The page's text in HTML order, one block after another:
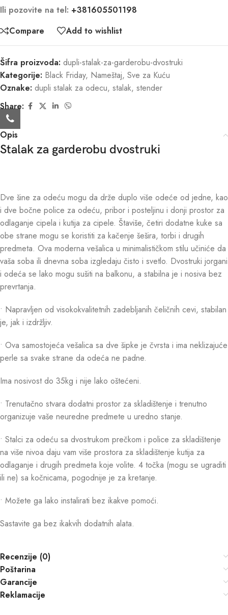
Ili pozovite na tel: +381605501198
Compare
Add to wishlist
Šifra proizvoda: dupli-stalak-za-garderobu-dvostruki
Kategorije: Black Friday, Nameštaj, Sve za Kuću
Oznake: dupli stalak za odecu, stalak, stender
Share:
Opis
Stalak za garderobu dvostruki
Dve šine za odeću mogu da drže duplo više odeće od jedne, kao
i dve bočne police za odeću, pribor i posteljinu i donji prostor za
odlaganje cipela i kutija za cipele. Štaviše, četiri dodatne kuke sa
obe strane mogu se koristiti za kačenje šešira, torbi i drugih
predmeta. Ova moderna vešalica u minimalističkom stilu učiniće da
vaša soba ili dnevna soba izgledaju čisto i svetlo. Dvostruki jorgani
i odeća se lako mogu sušiti na balkonu, a stabilna je i nosiva bez
prevrtanja.
• Napravljen od visokokvalitetnih zadebljanih čeličnih cevi, stabilan
je, jak i izdržljiv.
• Ova samostojeća vešalica sa dve šipke je čvrsta i ima neklizajuće
perle sa svake strane da odeća ne padne.
Ima nosivost do 35kg i nije lako oštećeni.
• Trenutačno stvara dodatni prostor za skladištenje i trenutno
organizuje vaše neuredne predmete u uredno stanje.
• Stalci za odeću sa dvostrukom prečkom i police za skladištenje
na više nivoa daju vam više prostora za skladištenje kutija za
odlaganje i drugih predmeta koje volite. 4 točka (mogu se ugraditi
ili ne) sa kočnicama, pogodnije je za kretanje.
• Možete ga lako instalirati bez ikakve pomoći.
Sastavite ga bez ikakvih dodatnih alata.
Recenzije (0)
Poštarina
Garancije
Reklamacije